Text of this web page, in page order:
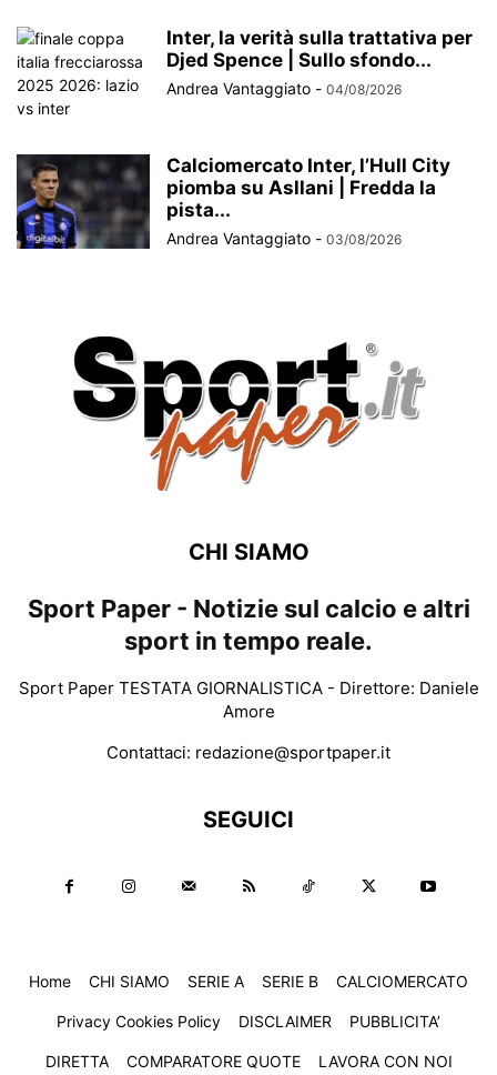
Inter, la verità sulla trattativa per
Djed Spence | Sullo sfondo...
Andrea Vantaggiato - 04/08/2026
Calciomercato Inter, l’Hull City
piomba su Asllani | Fredda la
pista...
Andrea Vantaggiato - 03/08/2026
CHI SIAMO
Sport Paper - Notizie sul calcio e altri
sport in tempo reale.
Sport Paper TESTATA GIORNALISTICA - Direttore: Daniele
Amore
Contattaci: redazione@sportpaper.it
SEGUICI
Home CHI SIAMO SERIE A SERIE B CALCIOMERCATO
Privacy Cookies Policy DISCLAIMER PUBBLICITA’
DIRETTA COMPARATORE QUOTE LAVORA CON NOI